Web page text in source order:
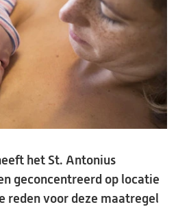
het St. Antonius
geconcentreerd op locatie
reden voor deze maatregel